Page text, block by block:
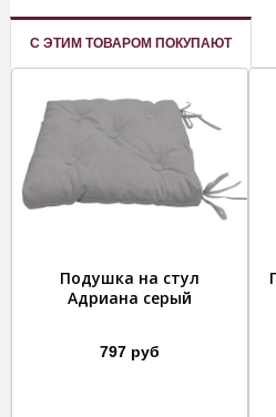
С ЭТИМ ТОВАРОМ ПОКУПАЮТ
Подушка на стул
Адриана серый
797 руб